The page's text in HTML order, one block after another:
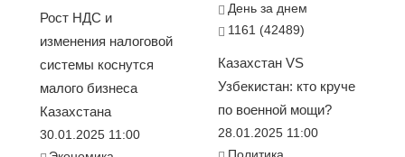
Рост НДС и
изменения налоговой
системы коснутся
малого бизнеса
Казахстана
30.01.2025 11:00
День за днем
1161 (42489)
Казахстан VS
Узбекистан: кто круче
по военной мощи?
28.01.2025 11:00